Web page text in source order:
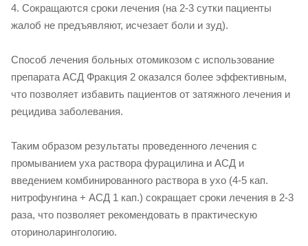
4. Сокращаются сроки лечения (на 2-3 сутки пациенты
жалоб не предъявляют, исчезает боли и зуд).
Способ лечения больных отомикозом с использование
препарата АСД Фракция 2 оказался более эффективным,
что позволяет избавить пациентов от затяжного лечения и
рецидива заболевания.
Таким образом результаты проведенного лечения с
промыванием уха раствора фурацилина и АСД и
введением комбинированного раствора в ухо (4-5 кап.
нитрофунгина + АСД 1 кап.) сокращает сроки лечения в 2-3
раза, что позволяет рекомендовать в практическую
оториноларингологию.